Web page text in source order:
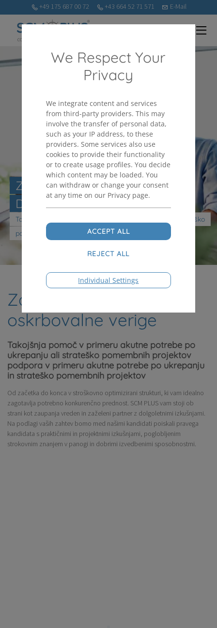
+49 175 687 00 72 +43 664 52 71 571 E-Mail
ZAČASNO UPRAVLJANJE
DOBAVNE VERIGE
Takojšnja pomoč pri akutni potrebi po ukrepanju ali strateško
pomembnih projektih
Začasni vodja
oskrbovalne verige
Takojšnja pomoč v primeru akutne potrebe po
ukrepanju ali strateško pomembnih projektov
podpora v primeru akutne potrebe po ukrepanju
in strateško pomembnih projektov
Od začetka do konca v stroškovno optimizirani strukturi, ki vam idealno
zagotavlja potrebno konkurenčno prednost. SCM PLUS vam stoji ob
strani kot zaupanja vreden in zaželeni partner z dolgoletnimi izkušnjami.
Na podlagi vaših zahtev bomo med našimi kandidati poiskali pravega
kandidata s praktičnimi in projektnimi izkušnjami, poglobljenim
strokovnim znanjem v panogi in dobrimi izvedbenimi sposobnostmi.
We Respect Your
Privacy
We integrate content and services
from third-party providers. This may
involve the transfer of personal data,
such as your IP address, to these
providers. Some services also use
cookies to provide their functionality
or to create usage profiles. You decide
which content may be loaded. You
can withdraw or change your consent
at any time on our Privacy page.
Individual Settings